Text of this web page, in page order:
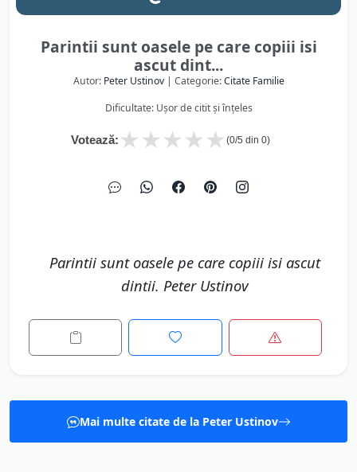
Parintii sunt oasele pe care copiii isi
ascut dint...
Autor: Peter Ustinov| Categorie:Citate Familie
Dificultate: Ușor de citit și înțeles
Votează: ★
★
★
★
★ (0/5 din 0)
Parintii sunt oasele pe care copiii isi ascut
dintii. Peter Ustinov
Mai multe citate de la Peter Ustinov